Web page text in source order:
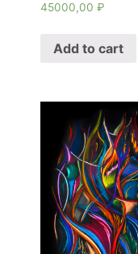
45000,00 ₽
Add to cart